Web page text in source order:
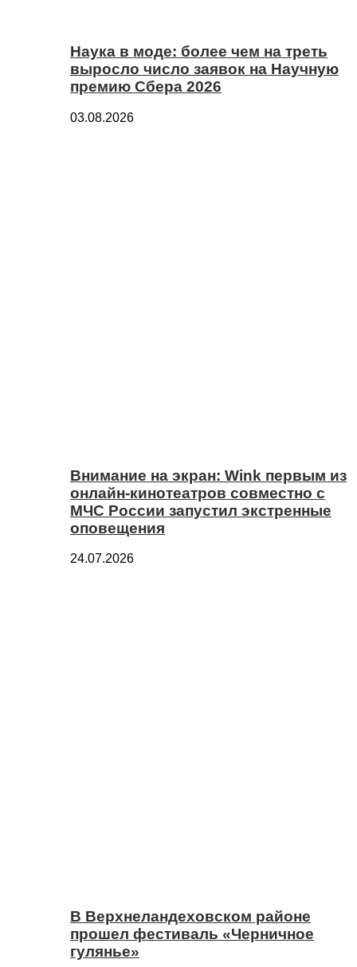
Наука в моде: более чем на треть
выросло число заявок на Научную
премию Сбера 2026
03.08.2026
Внимание на экран: Wink первым из
онлайн-кинотеатров совместно с
МЧС России запустил экстренные
оповещения
24.07.2026
В Верхнеландеховском районе
прошел фестиваль «Черничное
гулянье»